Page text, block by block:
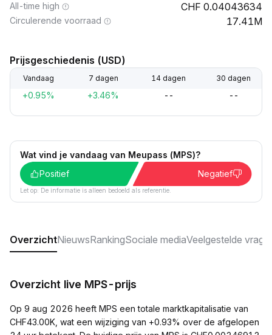
All-time high 0.04043634
Circulerende voorraad 17.41M
Prijsgeschiedenis (USD)
Vandaag 7 dagen 14 dagen 30 dagen
+0.95% +3.46% -- --
Wat vind je vandaag van Meupass (MPS)?
Positief
Negatief
Let op: De informatie is alleen bedoeld als referentie.
OverzichtNieuwsRankingSociale mediaVeelgestelde
Overzicht live MPS-prijs
Op 9 aug 2026 heeft MPS een totale marktkapitalisatie van
CHF43.00K, wat een wijziging van +0.93% over de afgelopen